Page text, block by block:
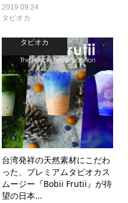
2019.09.24
タピオカ
タピオカ
台湾発祥の天然素材にこだわ
った、プレミアムタピオカス
ムージー『Bobii Frutii』が待
望の日本...